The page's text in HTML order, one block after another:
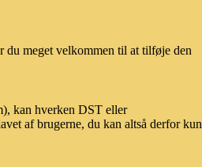
du meget velkommen til at tilføje den
kan hverken DST eller
af brugerne, du kan altså derfor kun